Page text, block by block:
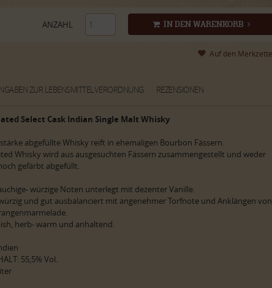
IN DEN WARENKORB
ANZAHL
ZUR LEBENSMITTELVERORDNUNG REZENSIONEN
Select Cask Indian Single Malt Whisky
abgefüllte Whisky reift in ehemaligen Bourbon Fässern.
Whisky wird aus ausgesuchten Fässern zusammengestellt und weder
gefärbt abgefüllt.
würzige Noten unterlegt mit dezenter Vanille.
und gut ausbalanciert mit angenehmer Torfnote und Anklängen von
herb- warm und anhaltend.
55,5% Vol.